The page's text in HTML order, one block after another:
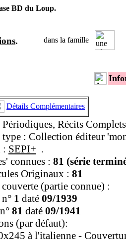
BD du Loup.
. dans la famille
Détails Complémentaires
Récits
type : Collection éditeur
: SEPI+ .
connues : 81 (série
Originaux : 81
(partie connue) :
1 daté 09/1939
81 daté 09/1941
(par défaut):
à l'italienne -